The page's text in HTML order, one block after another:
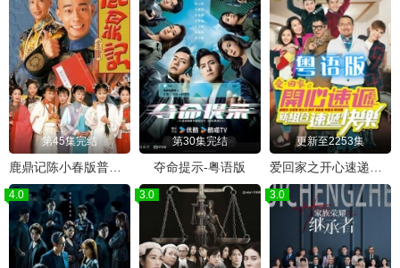
第45集完结 第30集完结
夺命提示-粤语版
更新至2253集
4.0 3.0 3.0